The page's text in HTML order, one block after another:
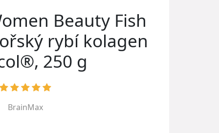
Beauty Fish
rybí kolagen
250 g
BrainMax